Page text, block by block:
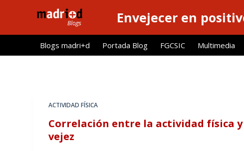
l
Envejecer en
Blogs madri+d Portada Blog FGCSIC Multimedia
ACTIVIDAD FÍSICA
Correlación entre la actividad física
vejez